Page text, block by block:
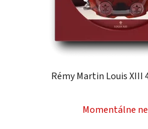
Rémy Martin Louis XIII
Momentálne